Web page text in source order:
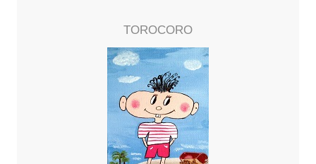
TOROCORO